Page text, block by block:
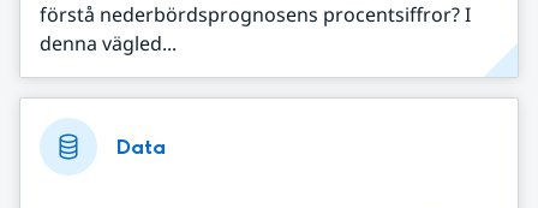
förstå nederbördsprognosens procentsiffror? I
denna vägled...
Data